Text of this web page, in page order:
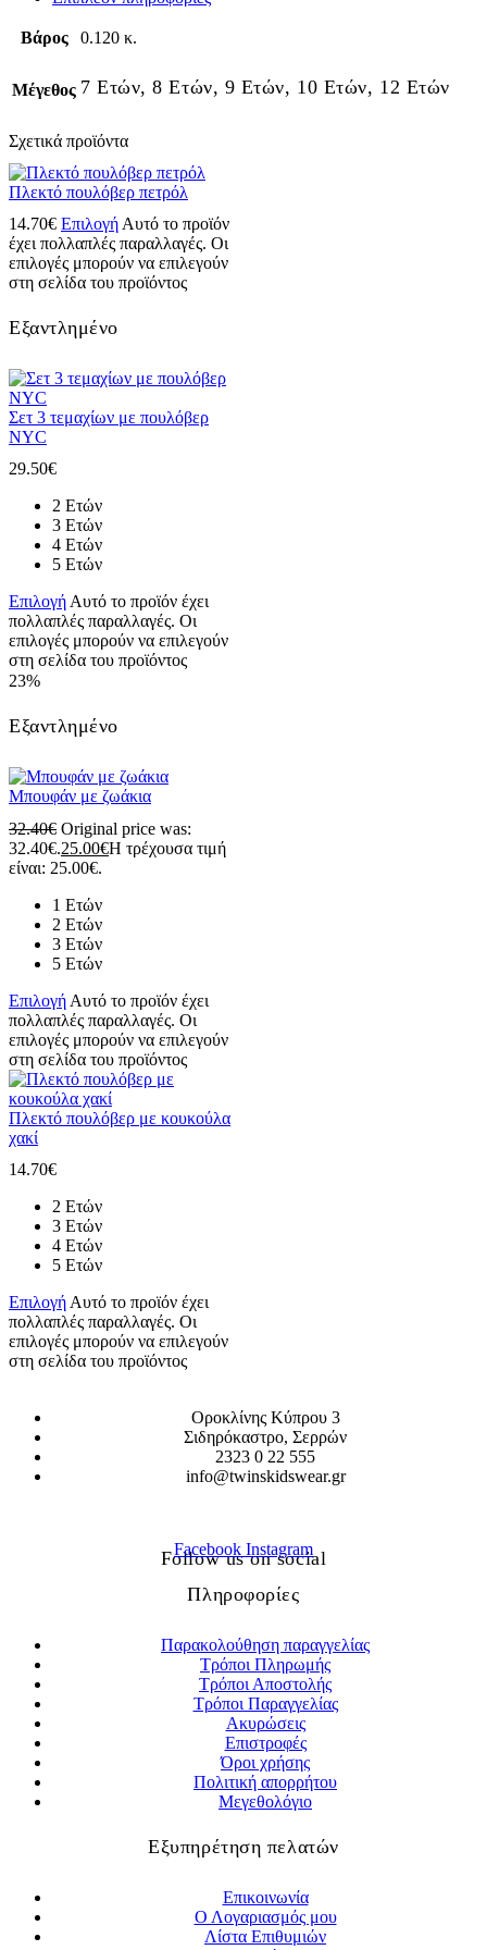
Βάρος 0.120 κ.
Μέγεθος 7 Ετών, 8 Ετών, 9 Ετών, 10 Ετών, 12 Ετών
Σχετικά προϊόντα
Πλεκτό πουλόβερ πετρόλ
14.70€ Επιλογή Αυτό το προϊόν
έχει πολλαπλές παραλλαγές. Οι
επιλογές μπορούν να επιλεγούν
στη σελίδα του προϊόντος
Εξαντλημένο
Σετ 3 τεμαχίων με πουλόβερ
NYC
29.50€
2 Ετών
3 Ετών
4 Ετών
5 Ετών
Επιλογή Αυτό το προϊόν έχει
πολλαπλές παραλλαγές. Οι
επιλογές μπορούν να επιλεγούν
στη σελίδα του προϊόντος
23%
Εξαντλημένο
Μπουφάν με ζωάκια
32.40€ Original price was:
32.40€.25.00€Η τρέχουσα τιμή
είναι: 25.00€.
1 Ετών
2 Ετών
3 Ετών
5 Ετών
Επιλογή Αυτό το προϊόν έχει
πολλαπλές παραλλαγές. Οι
επιλογές μπορούν να επιλεγούν
στη σελίδα του προϊόντος
Πλεκτό πουλόβερ με κουκούλα
χακί
14.70€
2 Ετών
3 Ετών
4 Ετών
5 Ετών
Επιλογή Αυτό το προϊόν έχει
πολλαπλές παραλλαγές. Οι
επιλογές μπορούν να επιλεγούν
στη σελίδα του προϊόντος
Οροκλίνης Κύπρου 3
Σιδηρόκαστρο, Σερρών
2323 0 22 555
info@twinskidswear.gr
Follow us on social
Facebook Instagram
Πληροφορίες
Παρακολούθηση παραγγελίας
Τρόποι Πληρωμής
Τρόποι Αποστολής
Τρόποι Παραγγελίας
Ακυρώσεις
Επιστροφές
Όροι χρήσης
Πολιτική απορρήτου
Μεγεθολόγιο
Εξυπηρέτηση πελατών
Επικοινωνία
Ο Λογαριασμός μου
Λίστα Επιθυμιών